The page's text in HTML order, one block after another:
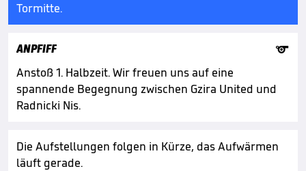
Tormitte.
ANPFIFF

Anstoß 1. Halbzeit. Wir freuen uns auf eine
spannende Begegnung zwischen Gzira United und
Radnicki Nis.
Die Aufstellungen folgen in Kürze, das Aufwärmen
läuft gerade.